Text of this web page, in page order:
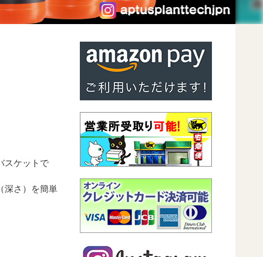
スケットで
深さ）を簡単